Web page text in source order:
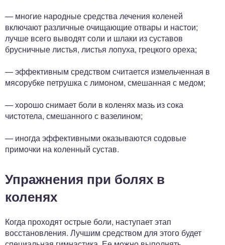
— многие народные средства лечения коленей
включают различные очищающие отвары и настои;
лучше всего выводят соли и шлаки из суставов
брусничные листья, листья лопуха, грецкого ореха;
— эффективным средством считается измельченная в
мясорубке петрушка с лимоном, смешанная с медом;
— хорошо снимает боли в коленях мазь из сока
чистотела, смешанного с вазелином;
— иногда эффективными оказываются содовые
примочки на коленный сустав.
Упражнения при болях в
коленях
Когда проходят острые боли, наступает этап
восстановления. Лучшим средством для этого будет